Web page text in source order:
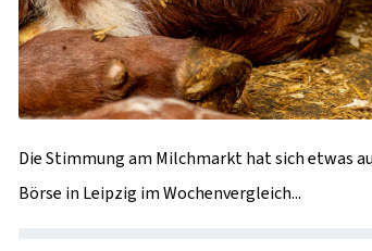
Die Stimmung am Milchmarkt hat sich etwas
Börse in Leipzig im Wochenvergleich...